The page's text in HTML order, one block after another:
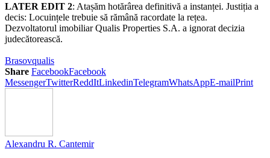
LATER EDIT 2: Atașăm hotărârea definitivă a instanței. Justiția a
decis: Locuințele trebuie să rămână racordate la rețea.
Dezvoltatorul imobiliar Qualis Properties S.A. a ignorat decizia
judecătorească.
Brasovqualis
Share FacebookFacebook
MessengerTwitterReddItLinkedinTelegramWhatsAppE-mailPrint
Alexandru R. Cantemir